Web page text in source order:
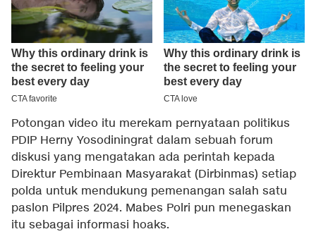
Potongan video itu merekam pernyataan politikus
PDIP Herny Yosodiningrat dalam sebuah forum
diskusi yang mengatakan ada perintah kepada
Direktur Pembinaan Masyarakat (Dirbinmas) setiap
polda untuk mendukung pemenangan salah satu
paslon Pilpres 2024. Mabes Polri pun menegaskan
itu sebagai informasi hoaks.